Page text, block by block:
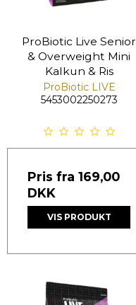
ProBiotic Live Senior
& Overweight Mini
Kalkun & Ris
ProBiotic LIVE
5453002250273
Pris fra 169,00
DKK
VIS PRODUKT